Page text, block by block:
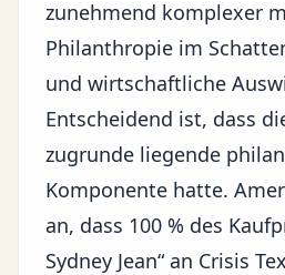
zunehmend komplexer
Philanthropie im
und wirtschaftliche
Entscheidend ist, dass
zugrunde liegende
Komponente hatte.
an, dass 100 % des
Sydney Jean“ an Crisis